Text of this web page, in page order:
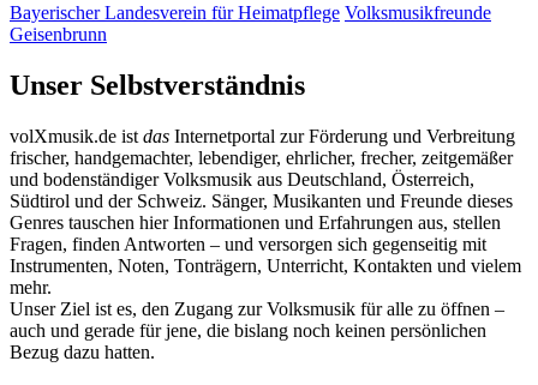
Bayerischer Landesverein für Heimatpflege Volksmusikfreunde
Geisenbrunn
Unser Selbstverständnis
volXmusik.de ist das Internetportal zur Förderung und Verbreitung
frischer, handgemachter, lebendiger, ehrlicher, frecher, zeitgemäßer
und bodenständiger Volksmusik aus Deutschland, Österreich,
Südtirol und der Schweiz. Sänger, Musikanten und Freunde dieses
Genres tauschen hier Informationen und Erfahrungen aus, stellen
Fragen, finden Antworten – und versorgen sich gegenseitig mit
Instrumenten, Noten, Tonträgern, Unterricht, Kontakten und vielem
mehr.
Unser Ziel ist es, den Zugang zur Volksmusik für alle zu öffnen –
auch und gerade für jene, die bislang noch keinen persönlichen
Bezug dazu hatten.